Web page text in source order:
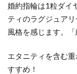
婚約指輪は1粒ダイ
ティのラグジュア
風格を感じます。
エタニティを含む
すすめ！